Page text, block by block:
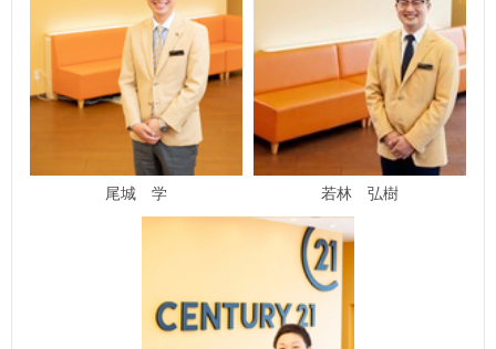
尾城 学 若林 弘樹